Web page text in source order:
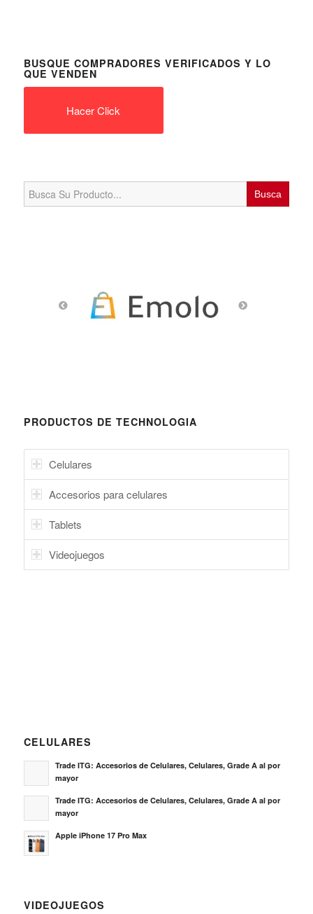
BUSQUE COMPRADORES VERIFICADOS Y LO
QUE VENDEN
Hacer Click
Search
for:
PRODUCTOS DE TECHNOLOGIA
Celulares
Accesorios para celulares
Tablets
Videojuegos
CELULARES
Trade ITG: Accesorios de Celulares, Celulares, Grade A al por
mayor
Trade ITG: Accesorios de Celulares, Celulares, Grade A al por
mayor
Apple iPhone 17 Pro Max
VIDEOJUEGOS